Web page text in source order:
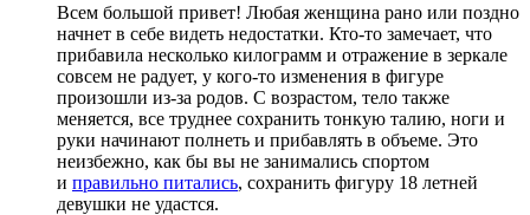
Всем большой привет! Любая женщина рано или поздно
начнет в себе видеть недостатки. Кто-то замечает, что
прибавила несколько килограмм и отражение в зеркале
совсем не радует, у кого-то изменения в фигуре
произошли из-за родов. С возрастом, тело также
меняется, все труднее сохранить тонкую талию, ноги и
руки начинают полнеть и прибавлять в объеме. Это
неизбежно, как бы вы не занимались спортом
и правильно питались, сохранить фигуру 18 летней
девушки не удастся.